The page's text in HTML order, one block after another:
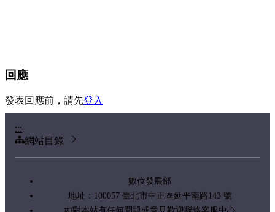
回應
發表回應前，請先登入
:::
網站目錄
數位發展部
地址：100057 臺北市中正區延平南路143 號